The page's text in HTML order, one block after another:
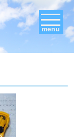
menu